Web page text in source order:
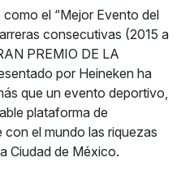
el “Mejor Evento del
consecutivas (2015 a
PREMIO DE LA
por Heineken ha
que un evento deportivo,
plataforma de
el mundo las riquezas
Ciudad de México.